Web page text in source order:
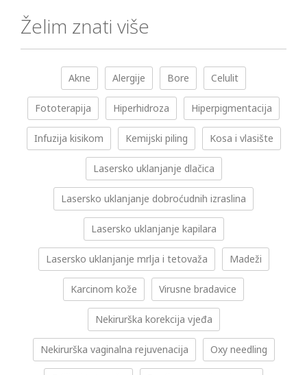
Želim znati više
Akne Alergije Bore Celulit
Fototerapija Hiperhidroza Hiperpigmentacija
Infuzija kisikom Kemijski piling Kosa i vlasište
Lasersko uklanjanje dlačica
Lasersko uklanjanje dobroćudnih izraslina
Lasersko uklanjanje kapilara
Lasersko uklanjanje mrlja i tetovaža Madeži
Karcinom kože Virusne bradavice
Nekirurška korekcija vjeđa
Nekirurška vaginalna rejuvenacija Oxy needling